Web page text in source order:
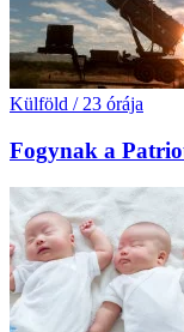
Külföld / 23 órája
Fogynak a